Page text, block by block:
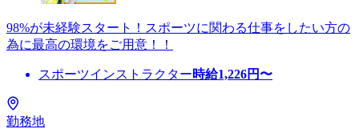
98%が未経験スタート！スポーツに関わる仕事をしたい方の
為に最高の環境をご用意！！
スポーツインストラクター時給1,226円〜
勤務地